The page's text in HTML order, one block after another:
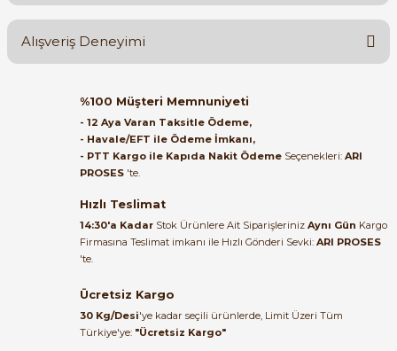
Ürün hakkında henüz soru sorulmamış.
Alışveriş Deneyimi
Orijinal kutusuyla ertesi gün
ulaştı elimize. Teşekkürler.
B... A... | 27/06/2026
bundan mehmet bey ilgi ve
alakası için teşekkür ederim
muhammed demirci |
Ürün elime eksiksiz ve hasarsız
ulaştı. Paketleme özenliydi,
%100 Müşteri Memnuniyeti
- 12 Aya Varan Taksitle Ödeme,
- Havale/EFT ile Ödeme İmkanı,
- PTT Kargo ile Kapıda Nakit Ödeme Seçenekleri: ARI
PROSES 'te.
Hızlı Teslimat
14:30'a Kadar Stok Ürünlere Ait Siparişleriniz Aynı Gün Kargo
Firmasına Teslimat imkanı ile Hızlı Gönderi Sevki: ARI PROSES
'te.
Ücretsiz Kargo
30 Kg/Desi'ye kadar seçili ürünlerde, Limit Üzeri Tüm
Türkiye'ye: "Ücretsiz Kargo"